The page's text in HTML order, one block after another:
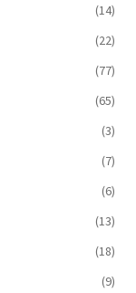
(14)
(22)
(77)
(65)
(3)
(7)
(6)
(13)
(18)
(9)